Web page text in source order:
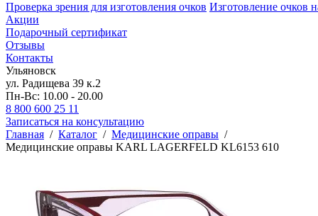
Проверка зрения для изготовления очков Изготовление очков
Акции
Подарочный сертификат
Отзывы
Контакты
Ульяновск
ул. Радищева 39 к.2
Пн-Вс: 10.00 - 20.00
8 800 600 25 11
Записаться на консультацию
Главная / Каталог / Медицинские оправы /
Медицинские оправы KARL LAGERFELD KL6153 610